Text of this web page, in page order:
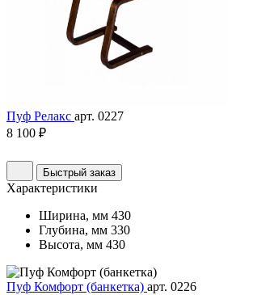
Пуф Релакс арт. 0227
8 100 ₽
Быстрый заказ
Характеристики
Ширина, мм 430
Глубина, мм 330
Высота, мм 430
Пуф Комфорт (банкетка) арт. 0226